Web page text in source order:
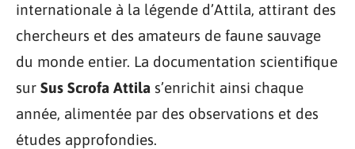
internationale à la légende d’Attila, attirant des
chercheurs et des amateurs de faune sauvage
du monde entier. La documentation scientifique
sur Sus Scrofa Attila s’enrichit ainsi chaque
année, alimentée par des observations et des
études approfondies.